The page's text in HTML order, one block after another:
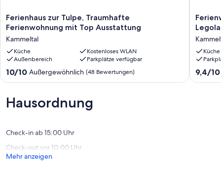
Wir freuen uns auf Euch!
- Shuttle zum Bahnhof Kosten 25,00 € pro Person pro Fahrt
Ferienhaus
zur
Traumhafte
Ferienwohnung
mit
Top
Ausstattung
Ferienhaus zur Tulpe, Traumhafte
Ferienwohnung mit Top Ausstattung
Kammeltal
Küche
Kostenloses WLAN
Außenbereich
Parkplätze verfügbar
10.0
von
Außergewöhnlich,
(48
10/10 Außergewöhnlich (48 Bewertungen)
mit
NäheKüche
9.4
von
9,4/10
Hausordnung
Check-in ab 15:00 Uhr
Check-out vor 10:00 Uhr
Mehr anzeigen